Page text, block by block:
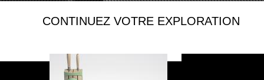
CONTINUEZ VOTRE EXPLORATION